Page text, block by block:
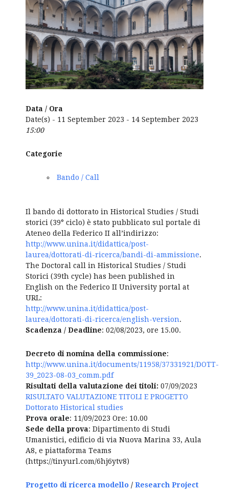
Data / Ora
Date(s) - 11 September 2023 - 14 September 2023
15:00
Categorie
Bando / Call
Il bando di dottorato in Historical Studies / Studi
storici (39° ciclo) è stato pubblicato sul portale di
Ateneo della Federico II all’indirizzo:
http://www.unina.it/didattica/post-
laurea/dottorati-di-ricerca/bandi-di-ammissione.
The Doctoral call in Historical Studies / Studi
Storici (39th cycle) has been published in
English on the Federico II University portal at
URL:
http://www.unina.it/didattica/post-
laurea/dottorati-di-ricerca/english-version.
Scadenza / Deadline: 02/08/2023, ore 15.00.
Decreto di nomina della commissione:
http://www.unina.it/documents/11958/37331921/DOTT-
39_2023-08-03_comm.pdf
Risultati della valutazione dei titoli: 07/09/2023
RISULTATO VALUTAZIONE TITOLI E PROGETTO
Dottorato Historical studies
Prova orale: 11/09/2023 Ore: 10.00
Sede della prova: Dipartimento di Studi
Umanistici, edificio di via Nuova Marina 33, Aula
A8, e piattaforma Teams
(https://tinyurl.com/6hj6ytv8)
Progetto di ricerca modello / Research Project